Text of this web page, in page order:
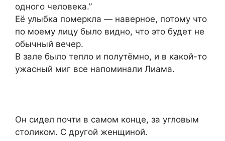
одного человека.”
Её улыбка померкла — наверное, потому что
по моему лицу было видно, что это будет не
обычный вечер.
В зале было тепло и полутёмно, и в какой-то
ужасный миг все напоминали Лиама.
Он сидел почти в самом конце, за угловым
столиком. С другой женщиной.